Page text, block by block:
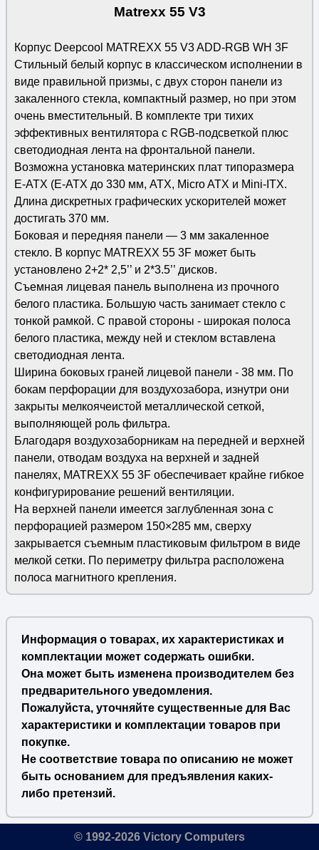
Matrexx 55 V3
Корпус Deepcool MATREXX 55 V3 ADD-RGB WH 3F
Стильный белый корпус в классическом исполнении в
виде правильной призмы, с двух сторон панели из
закаленного стекла, компактный размер, но при этом
очень вместительный. В комплекте три тихих
эффективных вентилятора с RGB-подсветкой плюс
светодиодная лента на фронтальной панели.
Возможна установка материнских плат типоразмера
E-ATX (E-ATX до 330 мм, ATX, Micro ATX и Mini-ITX.
Длина дискретных графических ускорителей может
достигать 370 мм.
Боковая и передняя панели — 3 мм закаленное
стекло. В корпус MATREXX 55 3F может быть
установлено 2+2* 2,5’’ и 2*3.5’’ дисков.
Съемная лицевая панель выполнена из прочного
белого пластика. Большую часть занимает стекло с
тонкой рамкой. С правой стороны - широкая полоса
белого пластика, между ней и стеклом вставлена
светодиодная лента.
Ширина боковых граней лицевой панели - 38 мм. По
бокам перфорации для воздухозабора, изнутри они
закрыты мелкоячеистой металлической сеткой,
выполняющей роль фильтра.
Благодаря воздухозаборникам на передней и верхней
панели, отводам воздуха на верхней и задней
панелях, MATREXX 55 3F обеспечивает крайне гибкое
конфигурирование решений вентиляции.
На верхней панели имеется заглубленная зона с
перфорацией размером 150×285 мм, сверху
закрывается съемным пластиковым фильтром в виде
мелкой сетки. По периметру фильтра расположена
полоса магнитного крепления.
Информация о товарах, их характеристиках и
комплектации может содержать ошибки.
Она может быть изменена производителем без
предварительного уведомления.
Пожалуйста, уточняйте существенные для Вас
характеристики и комплектации товаров при
покупке.
Не соответствие товара по описанию не может
быть основанием для предъявления каких-
либо претензий.
© 1992-2026 Victory Computers